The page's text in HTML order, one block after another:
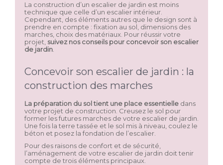
La construction d’un escalier de jardin est moins
technique que celle d’un escalier intérieur.
Cependant, des éléments autres que le design sont à
prendre en compte : fixation au sol, dimensions des
marches, choix des matériaux. Pour réussir votre
projet, suivez nos conseils pour concevoir son escalier
de jardin
Concevoir son escalier de jardin : la
construction des marches
La préparation du sol tient une place essentielle dans
votre projet de construction. Creusez le sol pour
former les futures marches de votre escalier de jardin.
Une fois la terre tassée et le sol mis à niveau, coulez le
béton et posez la fondation de l’escalier.
Pour des raisons de confort et de sécurité,
l’aménagement de votre escalier de jardin doit tenir
compte de trois éléments principaux.